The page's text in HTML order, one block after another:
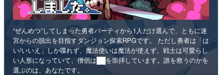
“ぜんめつ”してしまった勇者パーティから1人だけ選んで、ともに迷
宮からの脱出を目指すダンジョン探索RPGです。 ただし勇者は「は
い/いいえ」しか喋れず、魔法使いは魔法が使えず、戦士は可愛らし
い人形になっていて、僧侶は██を崇拝しています。誰を救うのかを
選ぶのは、あなたです。